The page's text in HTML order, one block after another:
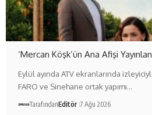
‘Mercan Köşk’ün Ana Afişi
Eylül ayında ATV ekranlarında
FARO ve Sinehane ortak yapımı…
TarafındanEditör 7 Ağu 2026